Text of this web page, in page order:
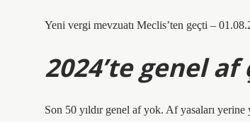
Yeni vergi mevzuatı Meclis’ten geçti –
2024’te genel af
Son 50 yıldır genel af yok. Af yasaları yerine